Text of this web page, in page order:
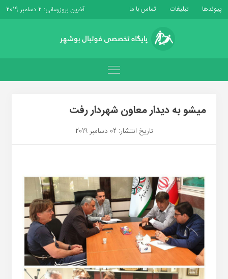
پیوندها تبلیغات تماس با ما آخرین بروزرسانی: 2 دسامبر 2019
میشو به دیدار معاون شهردار رفت
تاریخ انتشار: 02 دسامبر 2019